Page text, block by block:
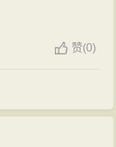
大文豪韩愈写了
去参加进士考
于赞叹的。他
发现题材，挖掘
的小童子，边走
日骑驴觅句，暮
之，所见书多，
李益齐名了。
赞(0)